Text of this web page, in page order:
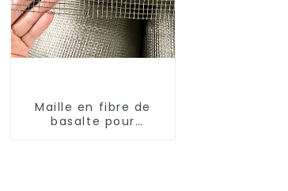
Maille en fibre de
basalte pour